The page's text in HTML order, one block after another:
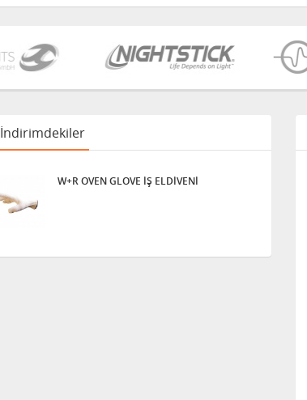
İndirimdekiler
W+R OVEN GLOVE İŞ ELDİVENİ